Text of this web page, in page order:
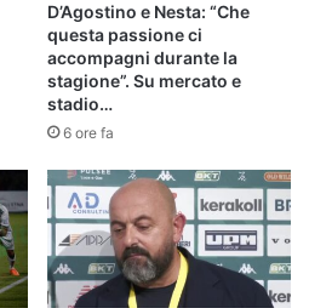
D’Agostino e Nesta: “Che
questa passione ci
accompagni durante la
stagione”. Su mercato e
stadio…
6 ore fa